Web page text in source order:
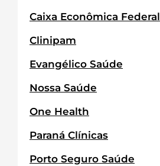
Caixa Econômica Federal
Clinipam
Evangélico Saúde
Nossa Saúde
One Health
Paraná Clínicas
Porto Seguro Saúde